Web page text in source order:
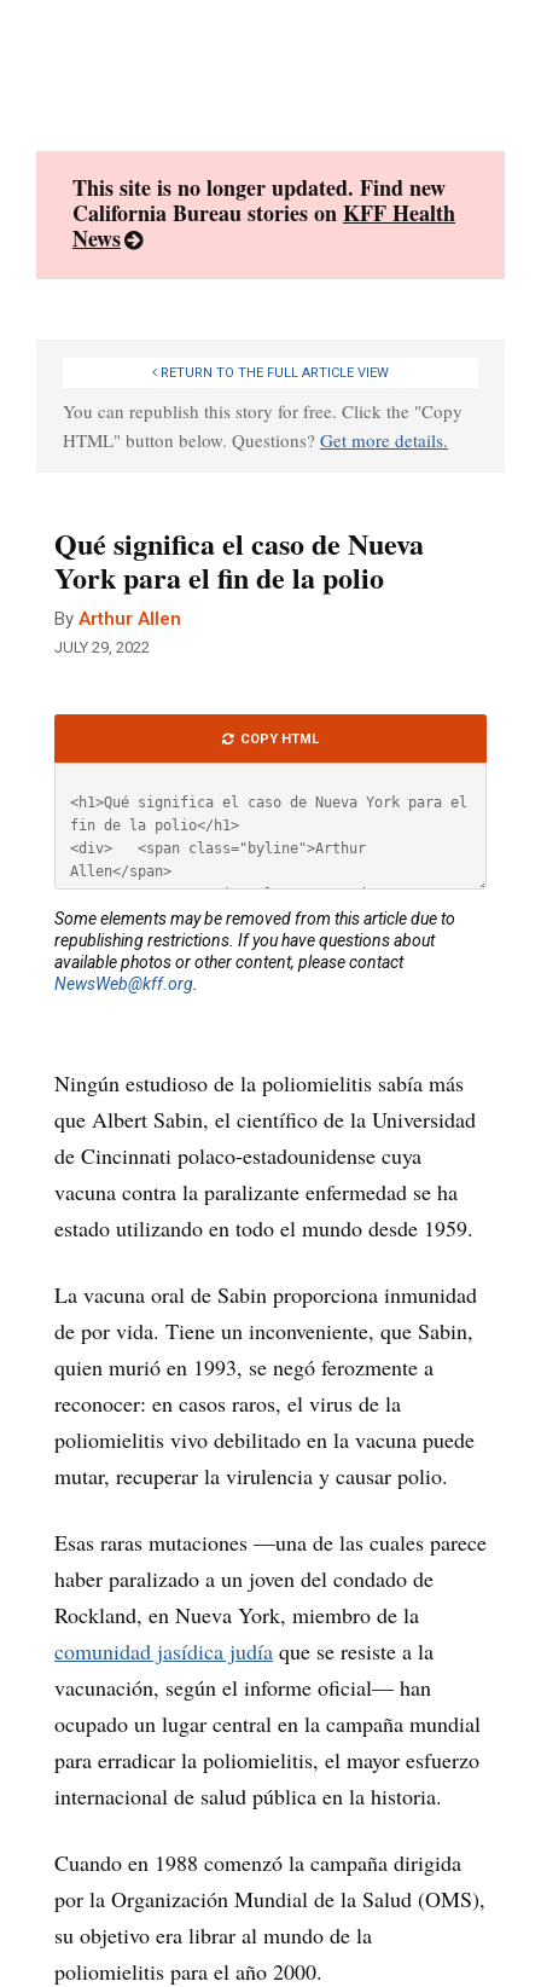
This site is no longer updated. Find new
California Bureau stories onKFF Health
News
RETURN TO THE FULL ARTICLE VIEW
You can republish this story for free. Click the "Copy
HTML" button below. Questions? Get more details.
Qué significa el caso de Nueva
York para el fin de la polio
By Arthur Allen
JULY 29, 2022
Ningún estudioso de la poliomielitis sabía más
que Albert Sabin, el científico de la Universidad
de Cincinnati polaco-estadounidense cuya
vacuna contra la paralizante enfermedad se ha
estado utilizando en todo el mundo desde 1959.
La vacuna oral de Sabin proporciona inmunidad
de por vida. Tiene un inconveniente, que Sabin,
quien murió en 1993, se negó ferozmente a
reconocer: en casos raros, el virus de la
poliomielitis vivo debilitado en la vacuna puede
mutar, recuperar la virulencia y causar polio.
Esas raras mutaciones —una de las cuales parece
haber paralizado a un joven del condado de
Rockland, en Nueva York, miembro de la
comunidad jasídica judía que se resiste a la
vacunación, según el informe oficial— han
ocupado un lugar central en la campaña mundial
para erradicar la poliomielitis, el mayor esfuerzo
internacional de salud pública en la historia.
Cuando en 1988 comenzó la campaña dirigida
por la Organización Mundial de la Salud (OMS),
su objetivo era librar al mundo de la
poliomielitis para el año 2000.
HTML
COPY HTML
Some elements may be removed from this article due to
republishing restrictions. If you have questions about
available photos or other content, please contact
NewsWeb@kff.org.